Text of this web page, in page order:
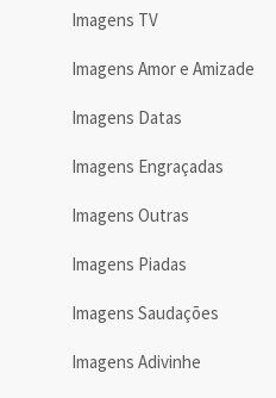
Imagens TV
Imagens Amor e Amizade
Imagens Datas
Imagens Engraçadas
Imagens Outras
Imagens Piadas
Imagens Saudações
Imagens Adivinhe